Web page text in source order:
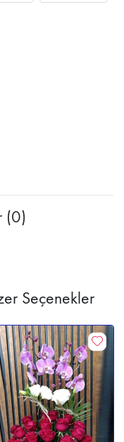
(0)
Seçenekler